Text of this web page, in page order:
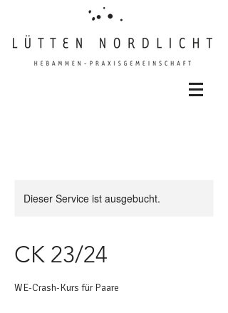
Dieser Service ist ausgebucht.
CK 23/24
WE-Crash-Kurs für Paare